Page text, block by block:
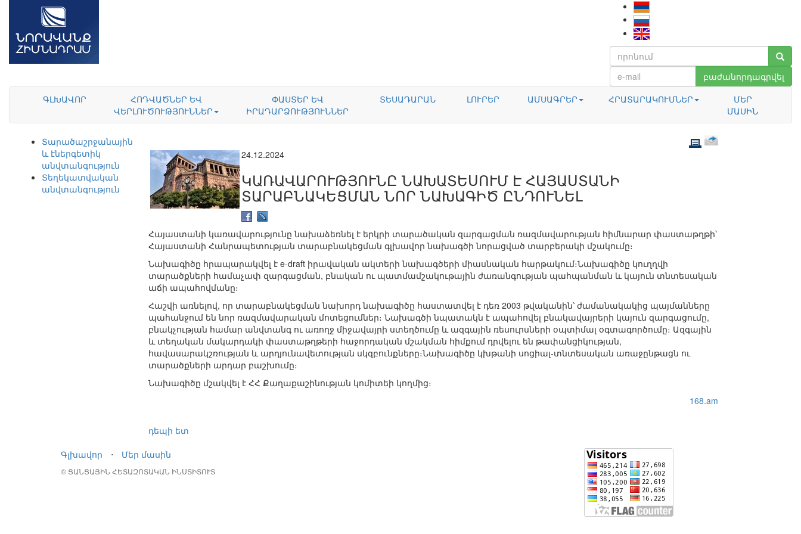
բաժանորդագրվել
ԳԼԽԱՎՈՐ
ՀՈԴՎԱԾՆԵՐ ԵՎ
ՎԵՐԼՈՒԾՈՒԹՅՈՒՆՆԵՐ
ՓԱՍՏԵՐ ԵՎ
ԻՐԱԴԱՐՁՈՒԹՅՈՒՆՆԵՐ
ՏԵՍԱԴԱՐԱՆ ԼՈՒՐԵՐ ԱՄՍԱԳՐԵՐ ՀՐԱՏԱՐԱԿՈՒՄՆԵՐ
ՄԵՐ
ՄԱՍԻՆ
Տարածաշրջանային
և էներգետիկ
անվտանգություն
Տեղեկատվական
անվտանգություն
24.12.2024
ԿԱՌԱՎԱՐՈՒԹՅՈՒՆԸ ՆԱԽԱՏԵՍՈՒՄ Է ՀԱՅԱՍՏԱՆԻ
ՏԱՐԱԲՆԱԿԵՑՄԱՆ ՆՈՐ ՆԱԽԱԳԻԾ ԸՆԴՈՒՆԵԼ
Հայաստանի կառավարությունը նախաձեռնել է երկրի տարածական զարգացման ռազմավարության հիմնարար փաստաթղթի՝
Հայաստանի Հանրապետության տարաբնակեցման գլխավոր նախագծի նորացված տարբերակի մշակումը։
Նախագիծը հրապարակվել է e-draft իրավական ակտերի նախագծերի միասնական հարթակում։Նախագիծը կուղղվի
տարածքների համաչափ զարգացման, բնական ու պատմամշակութային ժառանգության պահպանման և կայուն տնտեսական
աճի ապահովմանը։
Հաշվի առնելով, որ տարաբնակեցման նախորդ նախագիծը հաստատվել է դեռ 2003 թվականին՝ ժամանակակից պայմանները
պահանջում են նոր ռազմավարական մոտեցումներ։ Նախագծի նպատակն է ապահովել բնակավայրերի կայուն զարգացումը,
բնակչության համար անվտանգ ու առողջ միջավայրի ստեղծումը և ազգային ռեսուրսների օպտիմալ օգտագործումը։ Ազգային
և տեղական մակարդակի փաստաթղթերի հաջորդական մշակման հիմքում դրվելու են թափանցիկության,
հավասարակշռության և արդյունավետության սկզբունքները։Նախագիծը կխթանի սոցիալ-տնտեսական առաջընթացն ու
տարածքների արդար բաշխումը։
Նախագիծը մշակվել է ՀՀ Քաղաքաշինության կոմիտեի կողմից։
168.am
դեպի ետ
Գլխավոր
⋅ Մեր մասին
© ՑԱՆՑԱՅԻՆ ՀԵՏԱԶՈՏԱԿԱՆ ԻՆՍՏԻՏՈՒՏ